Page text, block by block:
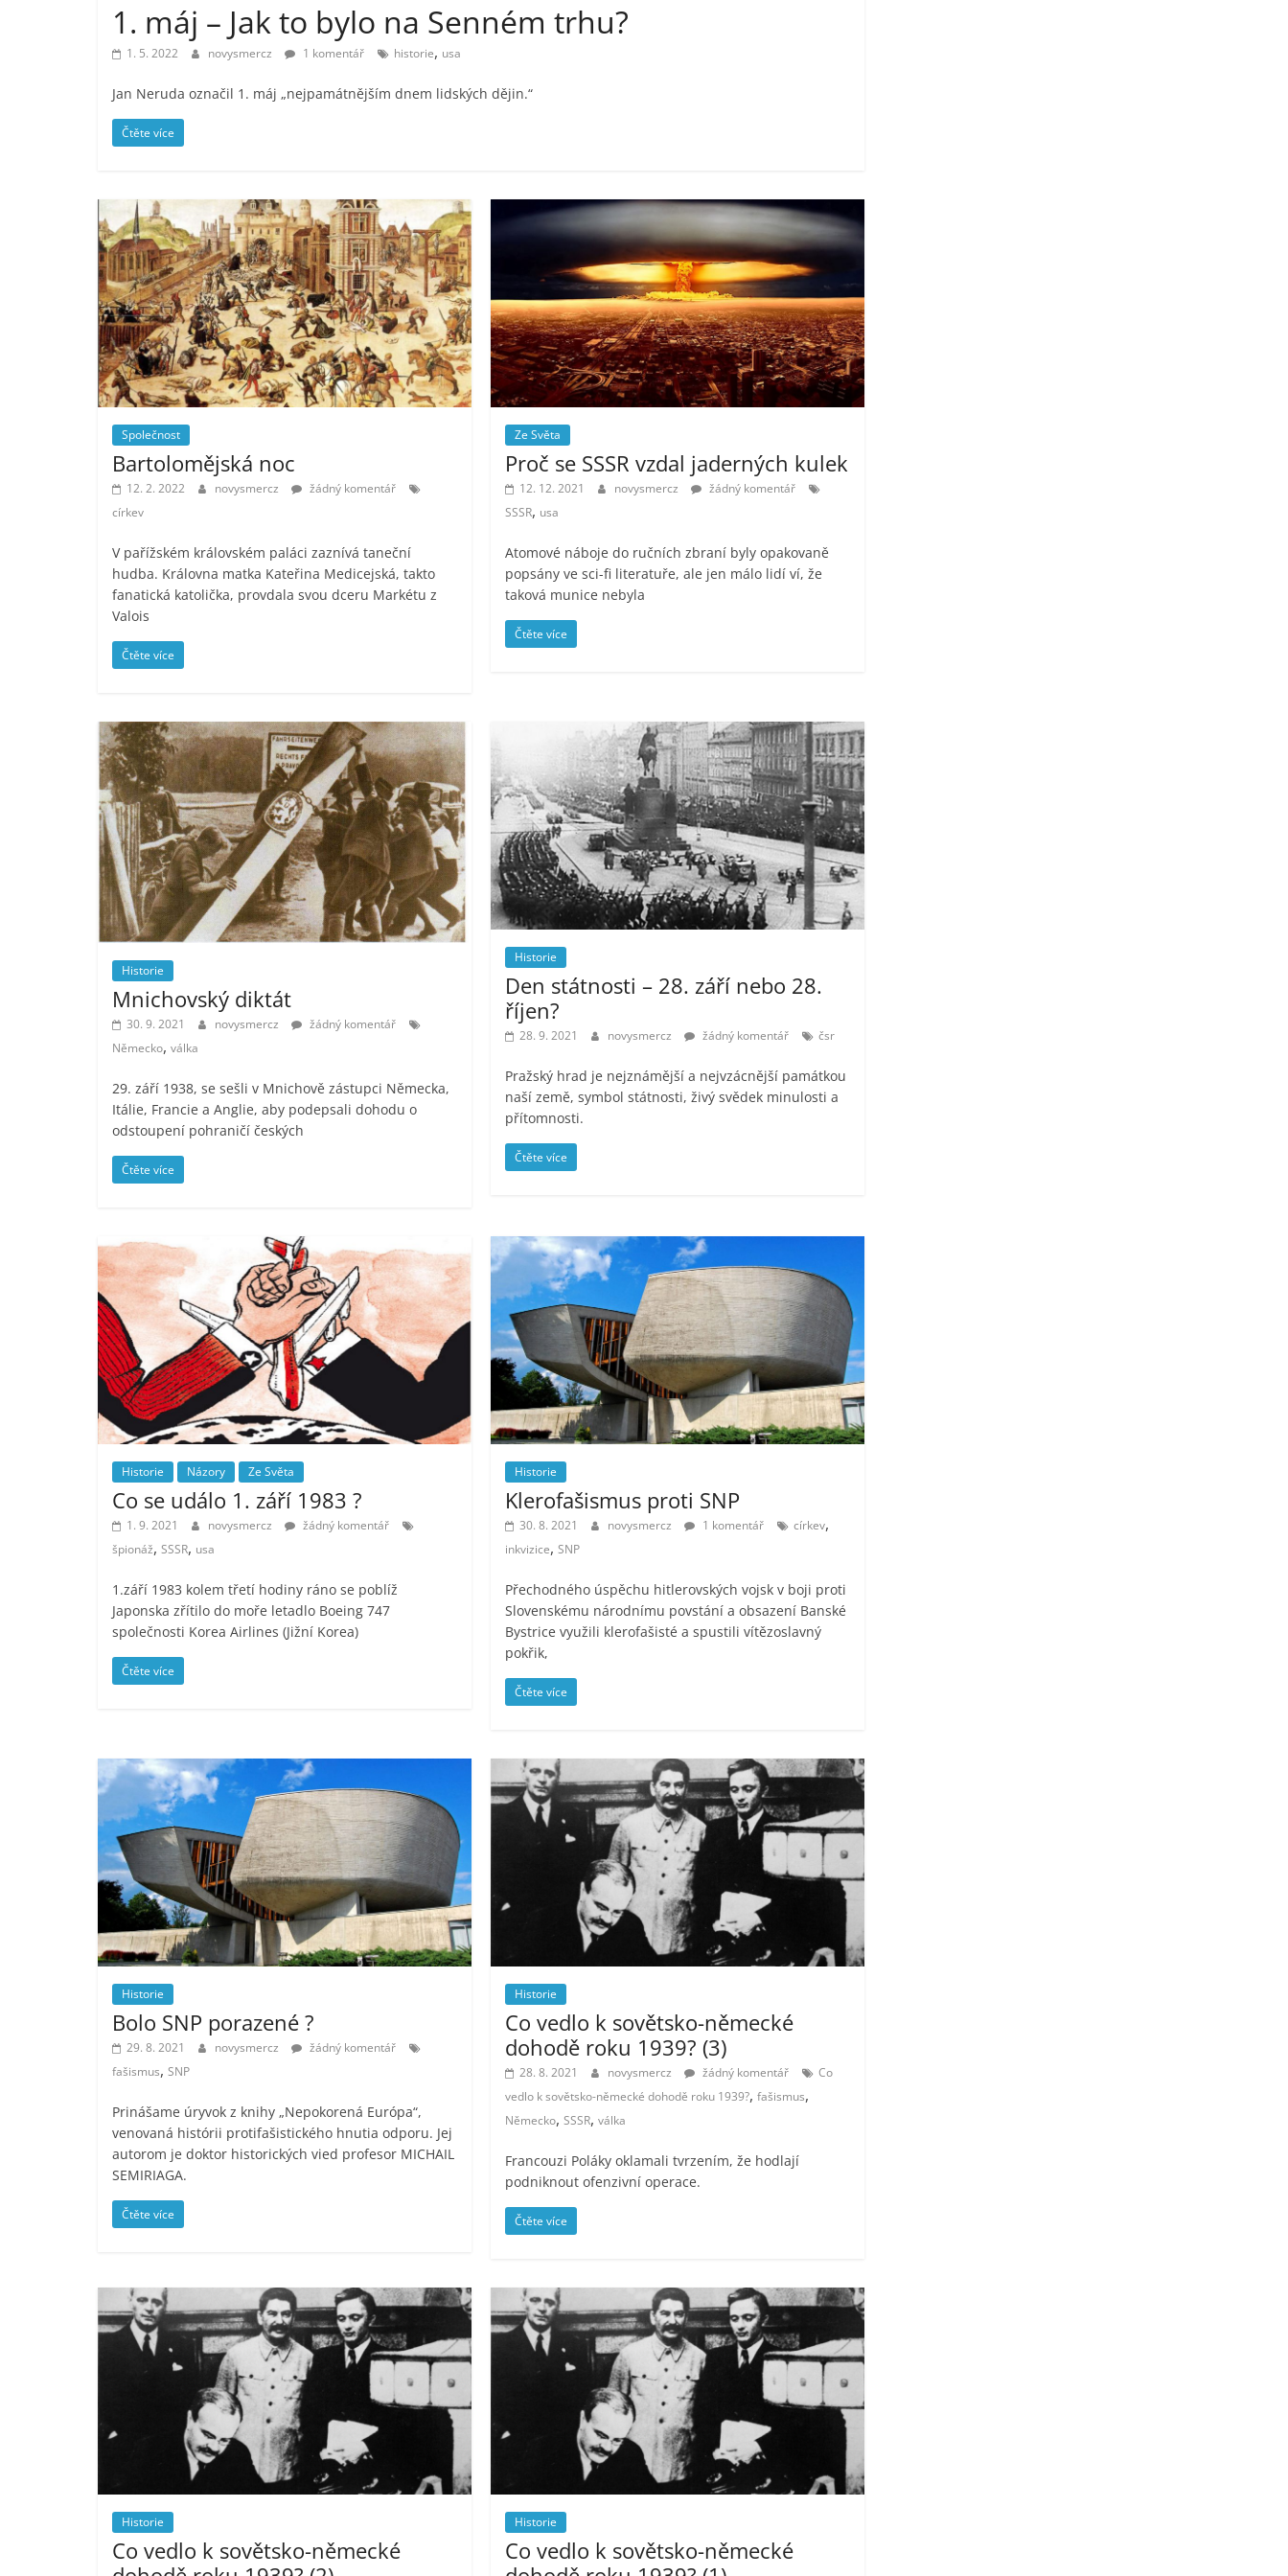
1. máj – Jak to bylo na Senném trhu?
1. 5. 2022 novysmercz 1 komentář historie, usa
Jan Neruda označil 1. máj „nejpamátnějším dnem lidských dějin.“
Čtěte více
Společnost
Bartolomějská noc
12. 2. 2022 novysmercz
žádný komentář
církev
V pařížském královském paláci zaznívá taneční
hudba. Královna matka Kateřina Medicejská, takto
fanatická katolička, provdala svou dceru Markétu z
Valois
Čtěte více
Ze Světa
Proč se SSSR vzdal jaderných kulek
12. 12. 2021 novysmercz
žádný komentář
SSSR, usa
Atomové náboje do ručních zbraní byly opakovaně
popsány ve sci-fi literatuře, ale jen málo lidí ví, že
taková munice nebyla
Čtěte více
Historie
Mnichovský diktát
30. 9. 2021 novysmercz
žádný komentář
Německo, válka
29. září 1938, se sešli v Mnichově zástupci Německa,
Itálie, Francie a Anglie, aby podepsali dohodu o
odstoupení pohraničí českých
Čtěte více
Historie
Den státnosti – 28. září nebo 28.
říjen?
28. 9. 2021 novysmercz žádný komentář čsr
Pražský hrad je nejznámější a nejvzácnější památkou
naší země, symbol státnosti, živý svědek minulosti a
přítomnosti.
Čtěte více
Historie Názory Ze Světa
Co se událo 1. září 1983 ?
1. 9. 2021 novysmercz
žádný komentář
špionáž, SSSR, usa
1.září 1983 kolem třetí hodiny ráno se poblíž
Japonska zřítilo do moře letadlo Boeing 747
společnosti Korea Airlines (Jižní Korea)
Čtěte více
Historie
Klerofašismus proti SNP
30. 8. 2021 novysmercz 1 komentář církev,
inkvizice,SNP
Přechodného úspěchu hitlerovských vojsk v boji proti
Slovenskému národnímu povstání a obsazení Banské
Bystrice využili klerofašisté a spustili vítězoslavný
pokřik,
Čtěte více
Historie
Bolo SNP porazené ?
29. 8. 2021 novysmercz
žádný komentář
fašismus, SNP
Prinášame úryvok z knihy „Nepokorená Európa“,
venovaná histórii protifašistického hnutia odporu. Jej
autorom je doktor historických vied profesor MICHAIL
SEMIRIAGA.
Čtěte více
Historie
Co vedlo k sovětsko-německé
dohodě roku 1939? (3)
28. 8. 2021 novysmercz žádný komentář
Co
vedlo k sovětsko-německé dohodě roku 1939?,fašismus,
Německo,SSSR,válka
Francouzi Poláky oklamali tvrzením, že hodlají
podniknout ofenzivní operace.
Čtěte více
Historie
Co vedlo k sovětsko-německé
Historie
Co vedlo k sovětsko-německé